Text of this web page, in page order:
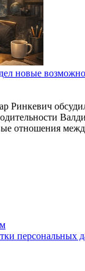
новые
Ринкевич
отношения
персональных